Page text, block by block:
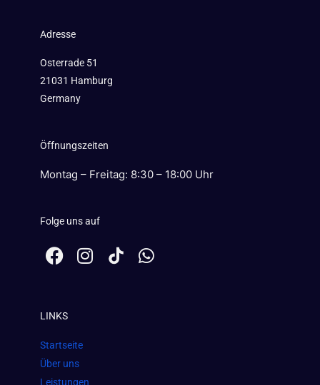
Adresse
Osterrade 51
21031 Hamburg
Germany
Öffnungszeiten
Montag – Freitag: 8:30 – 18:00 Uhr
Folge uns auf
F
a
b
o
o
k
I
n
W
h
LINKS
Startseite
Über uns
Leistungen